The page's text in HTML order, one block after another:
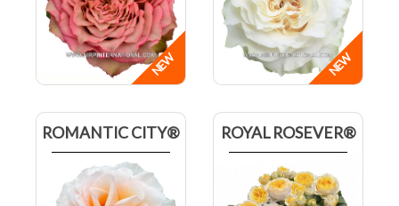
ROMANTIC CITY® ROYAL ROSEVER®